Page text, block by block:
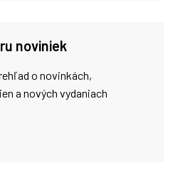
noviniek
o novinkách,
a nových vydaniach